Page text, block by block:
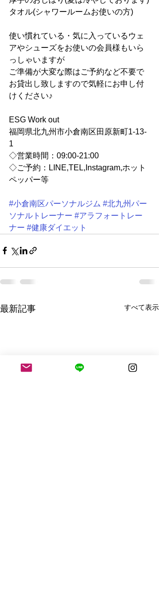
タオル(シャワールームお使いの方)
使い慣れている・気に入っているウェ
アやシューズをお使いの会員様もいら
っしゃいますが
ご準備が大変な際はご予約など不要で
お貸出し致しますので気軽にお申し付
けください♪
ESG Work out
福岡県北九州市小倉南区田原新町1-13-
1
◇営業時間：09:00-21:00
◇ご予約：LINE,TEL,Instagram,ホット
ペッパー等
#小倉南区パーソナルジム #北九州パー
ソナルトレーナー #アラフォートレー
ナー #健康ダイエット
最新記事 すべて表示